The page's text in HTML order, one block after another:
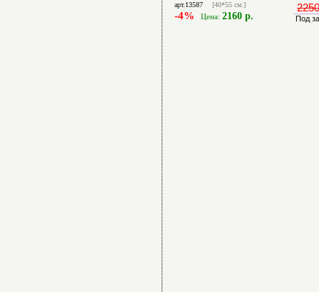
арт.13587 [40*55 см.]
-4% Цена: 2160 р. Под